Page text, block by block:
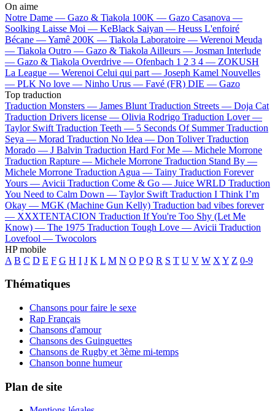
On aime
Notre Dame — Gazo & Tiakola 100K — Gazo Casanova —
Soolking Laisse Moi — KeBlack Saiyan — Heuss L'enfoiré
Bécane —Yamê 200K — Tiakola Laboratoire — Werenoi Meuda
— Tiakola Outro — Gazo & Tiakola Ailleurs — Josman Interlude
— Gazo & Tiakola Overdrive — Ofenbach 1 2 3 4 — ZOKUSH
La League — Werenoi Celui qui part — Joseph Kamel Nouvelles
— PLK No love — Ninho Urus — Favé (FR) DIE — Gazo
Top traduction
Traduction Monsters — James Blunt Traduction Streets — Doja Cat
Traduction Drivers license — Olivia Rodrigo Traduction Lover —
Taylor Swift Traduction Teeth — 5 Seconds Of Summer Traduction
Seya — Morad Traduction No Idea — Don Toliver Traduction
Morado — J Balvin Traduction Hard For Me — Michele Morrone
Traduction Rapture — Michele Morrone Traduction Stand By —
Michele Morrone Traduction Agua — Tainy Traduction Forever
Yours — Avicii Traduction Come & Go — Juice WRLD Traduction
You Need to Calm Down — Taylor Swift Traduction I Think I’m
Okay — MGK (Machine Gun Kelly) Traduction bad vibes forever
— XXXTENTACION Traduction If You're Too Shy (Let Me
Know) — The 1975 Traduction Tough Love — Avicii Traduction
Lovefool — Twocolors
HP mobile
A B C D E F G H I J K L M N O P Q R S T U V W X Y Z 0-9
Thématiques
Chansons pour faire le sexe
Rap Français
Chansons d'amour
Chansons des Guinguettes
Chansons de Rugby et 3ème mi-temps
Chanson bonne humeur
Plan de site